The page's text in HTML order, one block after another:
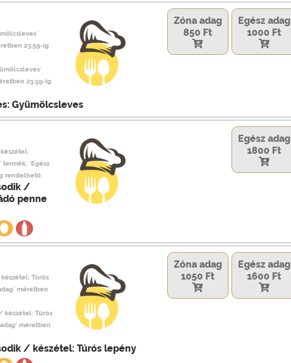
23:59-ig
23:59-ig
Gyümölcsleves
Zóna adag
850 Ft
Egész adag
1000 Ft
termék, `Egész
rendelhető
/
penne
Egész adag
1800 Ft
Túrós
méretben
készétel: Túrós
méretben
/ készétel: Túrós lepény
Zóna adag
1050 Ft
Egész adag
1600 Ft